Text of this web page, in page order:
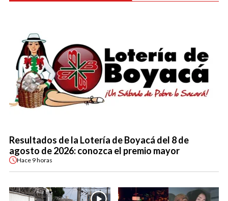
Resultados de la Lotería de Boyacá del 8 de
agosto de 2026: conozca el premio mayor
Hace 9 horas